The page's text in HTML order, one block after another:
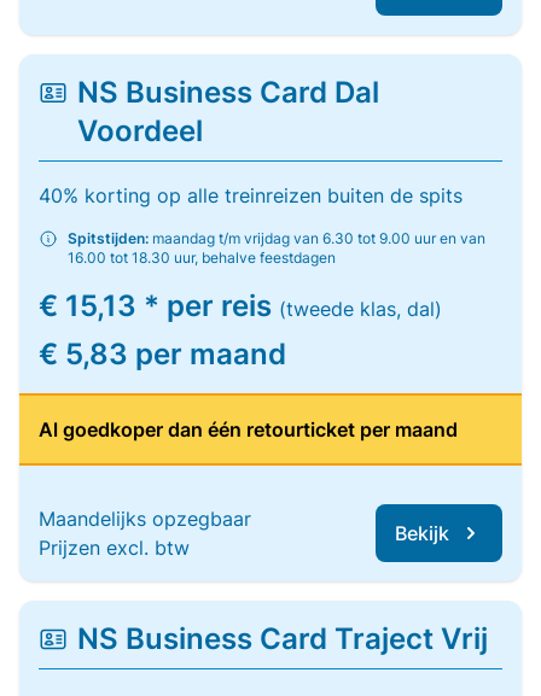
NS Business Card Dal
Voordeel
40% korting op alle treinreizen buiten de spits
Spitstijden: maandag t/m vrijdag van 6.30 tot 9.00 uur en van
16.00 tot 18.30 uur, behalve feestdagen
€ 15,13 * per reis (tweede klas, dal)
€ 5,83 per maand
Al goedkoper dan één retourticket per maand
Maandelijks opzegbaar
Prijzen excl. btw
Bekijk
NS Business Card Traject Vrij